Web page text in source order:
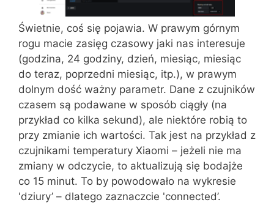
Świetnie, coś się pojawia. W prawym górnym
rogu macie zasięg czasowy jaki nas interesuje
(godzina, 24 godziny, dzień, miesiąc, miesiąc
do teraz, poprzedni miesiąc, itp.), w prawym
dolnym dość ważny parametr. Dane z czujników
czasem są podawane w sposób ciągły (na
przykład co kilka sekund), ale niektóre robią to
przy zmianie ich wartości. Tak jest na przykład z
czujnikami temperatury Xiaomi – jeżeli nie ma
zmiany w odczycie, to aktualizują się bodajże
co 15 minut. To by powodowało na wykresie
'dziury’ – dlatego zaznaczcie 'connected’.